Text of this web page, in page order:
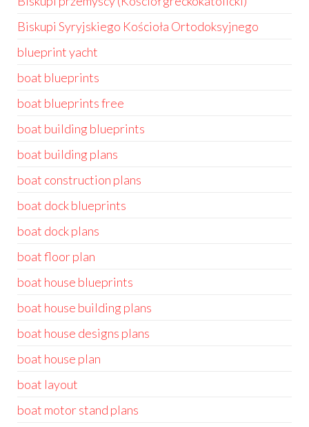
Biskupi Syryjskiego Kościoła Ortodoksyjnego
blueprint yacht
boat blueprints
boat blueprints free
boat building blueprints
boat building plans
boat construction plans
boat dock blueprints
boat dock plans
boat floor plan
boat house blueprints
boat house building plans
boat house designs plans
boat house plan
boat layout
boat motor stand plans